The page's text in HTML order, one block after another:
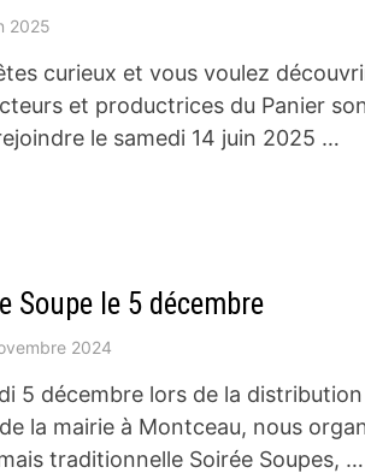
2025
curieux et vous voulez
et productrices du Panier
le samedi 14 juin 2025 …
Soupe le 5 décembre
2024
5 décembre lors de la
la mairie à Montceau, nous
traditionnelle Soirée Soupes, …